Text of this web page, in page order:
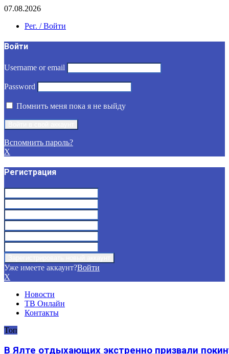
07.08.2026
Рег. / Войти
Войти
Username or email
Password
Помнить меня пока я не выйду
Вспомнить пароль?
X
Регистрация
Уже имеете аккаунт?Войти
X
Новости
ТВ Онлайн
Контакты
Топ
В Ялте отдыхающих экстренно призвали